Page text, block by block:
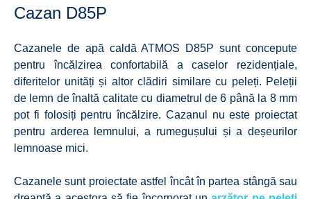
Cazan D85P
Cazanele de apă caldă ATMOS D85P sunt concepute
pentru încălzirea confortabilă a caselor rezidențiale,
diferitelor unități și altor clădiri similare cu peleți. Peleții
de lemn de înaltă calitate cu diametrul de 6 până la 8 mm
pot fi folosiți pentru încălzire. Cazanul nu este proiectat
pentru arderea lemnului, a rumegușului și a deșeurilor
lemnoase mici.
Cazanele sunt proiectate astfel încât în ​​partea stângă sau